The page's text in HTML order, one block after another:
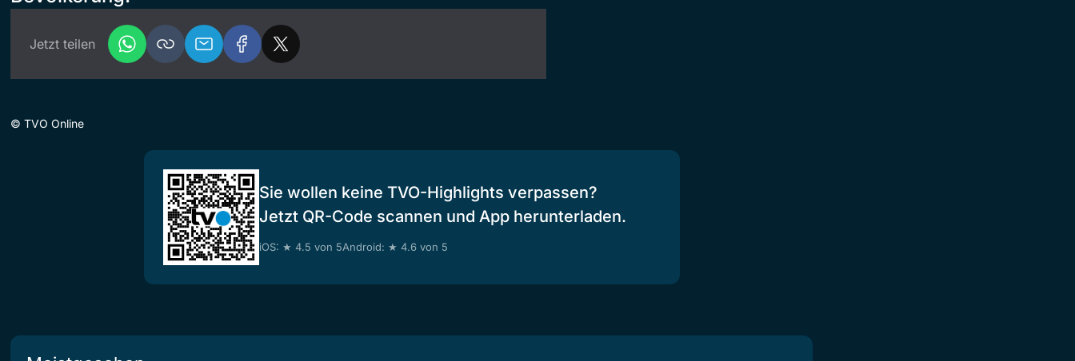
Jetzt teilen
© TVO Online
Sie wollen keine TVO-Highlights verpassen?
Jetzt QR-Code scannen und App herunterladen.
iOS: ★ 4.5 von 5Android: ★ 4.6 von 5